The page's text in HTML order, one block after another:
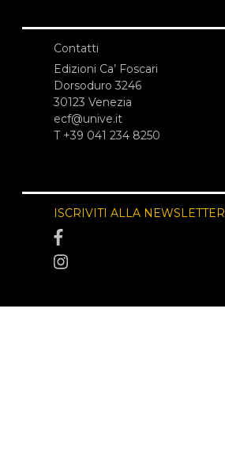
Contatti
Edizioni Ca’ Foscari
Dorsoduro 3246
30123 Venezia
ecf@unive.it
T +39 041 234 8250
ISCRIVITI ALLA NEWSLETTER